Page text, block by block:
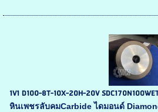
1V1 D100-8T-10X-20H-20V
หินเพชรลับคมCarbide ไดมอนด์